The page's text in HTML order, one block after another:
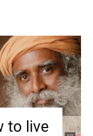
to live